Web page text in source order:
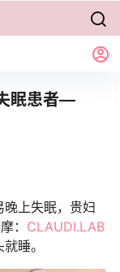
眠患者—
上失眠，贵妇
： CLAUDI.LAB
睡。